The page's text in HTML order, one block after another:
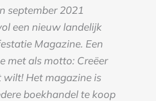
september 2021
een nieuw landelijk
Magazine. Een
met als motto: Creëer
wilt! Het magazine is
boekhandel te koop